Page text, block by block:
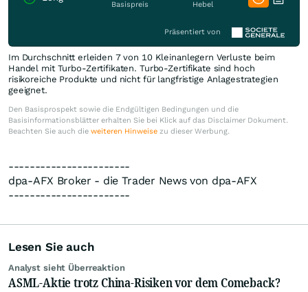
Basispreis Hebel
Präsentiert von
Im Durchschnitt erleiden 7 von 10 Kleinanlegern Verluste beim
Handel mit Turbo-Zertifikaten. Turbo-Zertifikate sind hoch
risikoreiche Produkte und nicht für langfristige Anlagestrategien
geeignet.
Den Basisprospekt sowie die Endgültigen Bedingungen und die
Basisinformationsblätter erhalten Sie bei Klick auf das Disclaimer Dokument.
Beachten Sie auch die weiteren Hinweise zu dieser Werbung.
-----------------------
dpa-AFX Broker - die Trader News von dpa-AFX
-----------------------
Lesen Sie auch
Analyst sieht Überreaktion
ASML-Aktie trotz China-Risiken vor dem Comeback?